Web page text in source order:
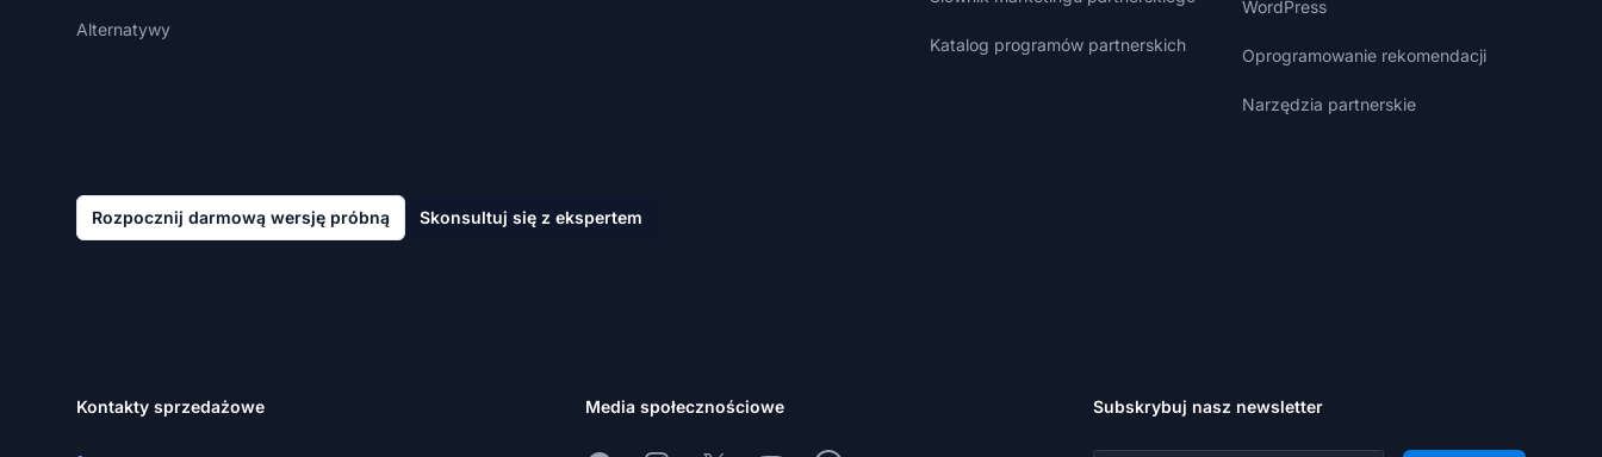
Alternatywy
Katalog programów partnerskich
WordPress
Oprogramowanie rekomendacji
Narzędzia partnerskie
Rozpocznij darmową wersję próbną Skonsultuj się z ekspertem
Kontakty sprzedażowe Media społecznościowe Subskrybuj nasz newsletter